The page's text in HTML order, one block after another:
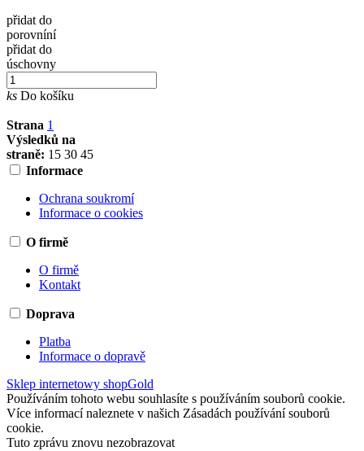
přidat do
porovníní
přidat do
úschovny
ks Do košíku
Strana 1
Výsledků na
straně: 15 30 45
Informace
Ochrana soukromí
Informace o cookies
O firmě
O firmě
Kontakt
Doprava
Platba
Informace o dopravě
Sklep internetowy shopGold
Používáním tohoto webu souhlasíte s používáním souborů cookie.
Více informací naleznete v našich Zásadách používání souborů
cookie.
Tuto zprávu znovu nezobrazovat